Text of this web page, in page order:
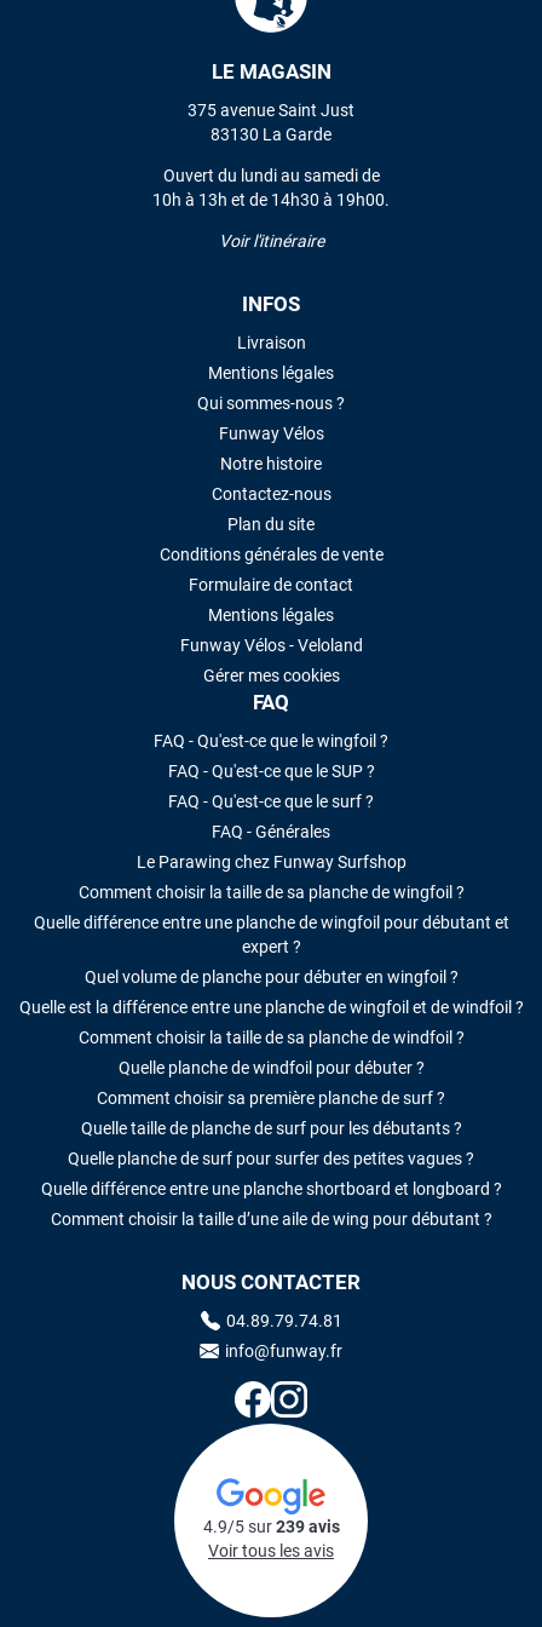
LE MAGASIN
375 avenue Saint Just
83130 La Garde
Ouvert du lundi au samedi de
10h à 13h et de 14h30 à 19h00.
Voir l'itinéraire
INFOS
Livraison
Mentions légales
Qui sommes-nous ?
Funway Vélos
Notre histoire
Contactez-nous
Plan du site
Conditions générales de vente
Formulaire de contact
Mentions légales
Funway Vélos - Veloland
Gérer mes cookies
FAQ
FAQ - Qu'est-ce que le wingfoil ?
FAQ - Qu'est-ce que le SUP ?
FAQ - Qu'est-ce que le surf ?
FAQ - Générales
Le Parawing chez Funway Surfshop
Comment choisir la taille de sa planche de wingfoil ?
Quelle différence entre une planche de wingfoil pour débutant et
expert ?
Quel volume de planche pour débuter en wingfoil ?
Quelle est la différence entre une planche de wingfoil et de windfoil ?
Comment choisir la taille de sa planche de windfoil ?
Quelle planche de windfoil pour débuter ?
Comment choisir sa première planche de surf ?
Quelle taille de planche de surf pour les débutants ?
Quelle planche de surf pour surfer des petites vagues ?
Quelle différence entre une planche shortboard et longboard ?
Comment choisir la taille d’une aile de wing pour débutant ?
NOUS CONTACTER
04.89.79.74.81
info@funway.fr
4.9/5 sur239 avis
Voir tous les avis
VOIR TOUS LES AVIS
LAISSER UN AVIS